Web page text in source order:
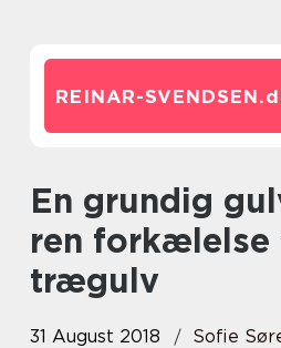
REINAR-SVENDSEN.
En grundig gulvslibning –
ren
trægulv
31 August 2018
Sofie